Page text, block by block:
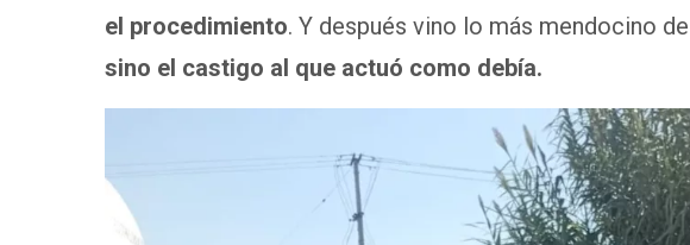
el procedimiento. Y después vino lo más mendocino
sino el castigo al que actuó como debía.